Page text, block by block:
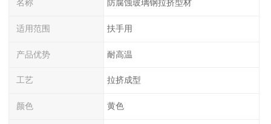
名称 防腐蚀玻璃钢拉挤型材
适用范围 扶手用
产品优势 耐高温
工艺 拉挤成型
颜色 黄色